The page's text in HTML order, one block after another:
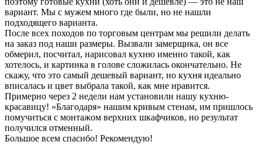
вариант. Мы с мужем много где были, но не нашли
подходящего варианта.
После всех походов по торговым центрам мы решили делать
на заказ под наши размеры. Вызвали замерщика, он все
обмерил, посчитал, нарисовал кухню именно такой, как
хотелось, и картинка в голове сложилась окончательно. Не
скажу, что это самый дешевый вариант, но кухня идеально
вписалась и цвет выбрала такой, как мне нравится.
Примерно через 2 недели нам установили нашу кухню-
красавицу! «Благодаря» нашим кривым стенам, им пришлось
помучиться с монтажом верхних шкафчиков, но результат
получился отменный.
Большое всем спасибо! Рекомендую!